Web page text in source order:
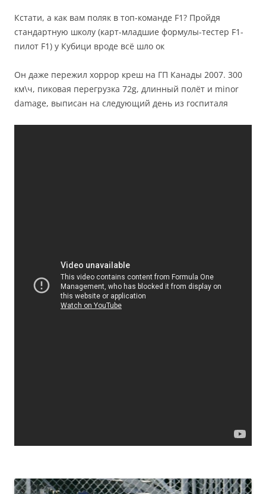
Кстати, а как вам поляк в топ-команде F1? Пройдя
стандартную школу (карт-младшие формулы-тестер F1-
пилот F1) у Кубици вроде всё шло ок
Он даже пережил хоррор креш на ГП Канады 2007. 300
км\ч, пиковая перегрузка 72g, длинный полёт и minor
damage, выписан на следующий день из госпиталя